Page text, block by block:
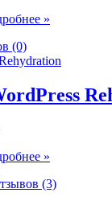
»
(0)
»
(3)